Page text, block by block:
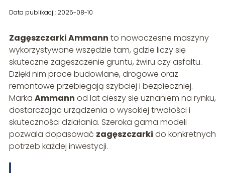
Data publikacji: 2025-08-10
Zagęszczarki Ammann to nowoczesne maszyny
wykorzystywane wszędzie tam, gdzie liczy się
skuteczne zagęszczenie gruntu, żwiru czy asfaltu.
Dzięki nim prace budowlane, drogowe oraz
remontowe przebiegają szybciej i bezpieczniej.
Marka Ammann od lat cieszy się uznaniem na rynku,
dostarczając urządzenia o wysokiej trwałości i
skuteczności działania. Szeroka gama modeli
pozwala dopasować zagęszczarki do konkretnych
potrzeb każdej inwestycji.